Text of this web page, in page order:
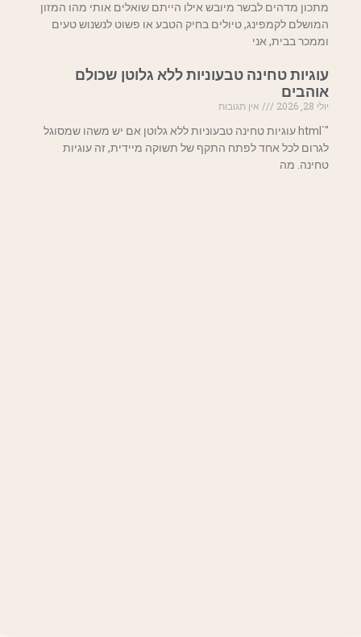
מתכון מדהים לבשר מיובש אילו הייתם שואלים אותי מהו המזון
המושלם לקמפינג, טיולים בחיק הטבע או פשוט לנשנוש טעים
וממכר בבית, אני
עוגיות טחינה טבעוניות ללא גלוטן שכולם
אוהבים
יולי 28, 2026
אין תגובות
"`html עוגיות טחינה טבעוניות ללא גלוטן אם יש משהו שמסוגל
לגרום לכל אחד לפתח התקף של תשוקה מיידית, זה עוגיות
טחינה. מה